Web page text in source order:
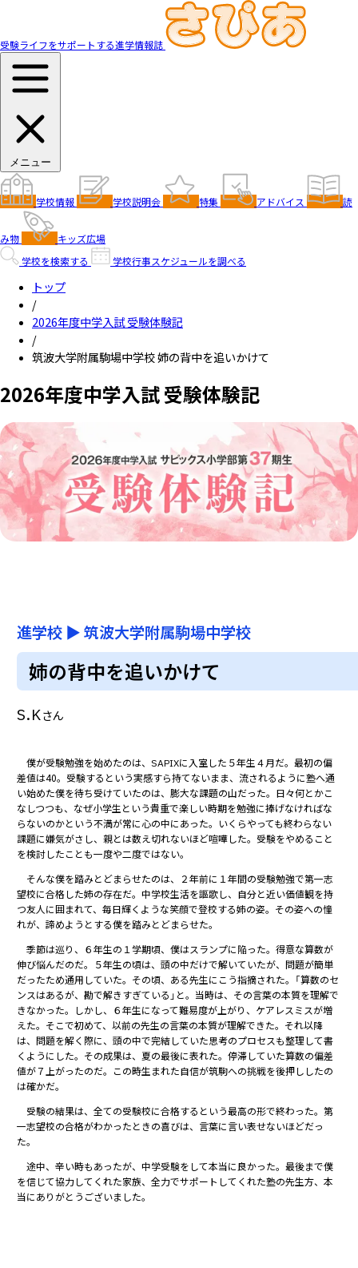
受験ライフをサポートする進学情報誌
メニュー
学校情報 学校説明会 特集 アドバイス 読
み物
キッズ広場
学校を検索する
学校行事スケジュールを調べる
トップ
/
2026年度中学入試 受験体験記
/
筑波大学附属駒場中学校 姉の背中を追いかけて
2026年度中学入試 受験体験記
進学校 ▶筑波大学附属駒場中学校
姉の背中を追いかけて
S.Kさん
僕が受験勉強を始めたのは、SAPIXに入室した５年生４月だ。最初の偏
差値は40。受験するという実感すら持てないまま、流されるように塾へ通
い始めた僕を待ち受けていたのは、膨大な課題の山だった。日々何とかこ
なしつつも、なぜ小学生という貴重で楽しい時期を勉強に捧げなければな
らないのかという不満が常に心の中にあった。いくらやっても終わらない
課題に嫌気がさし、親とは数え切れないほど喧嘩した。受験をやめること
を検討したことも一度や二度ではない。
そんな僕を踏みとどまらせたのは、２年前に１年間の受験勉強で第一志
望校に合格した姉の存在だ。中学校生活を謳歌し、自分と近い価値観を持
つ友人に囲まれて、毎日輝くような笑顔で登校する姉の姿。その姿への憧
れが、諦めようとする僕を踏みとどまらせた。
季節は巡り、６年生の１学期頃、僕はスランプに陥った。得意な算数が
伸び悩んだのだ。５年生の頃は、頭の中だけで解いていたが、問題が簡単
だったため通用していた。その頃、ある先生にこう指摘された。「算数のセ
ンスはあるが、勘で解きすぎている」と。当時は、その言葉の本質を理解で
きなかった。しかし、６年生になって難易度が上がり、ケアレスミスが増
えた。そこで初めて、以前の先生の言葉の本質が理解できた。それ以降
は、問題を解く際に、頭の中で完結していた思考のプロセスも整理して書
くようにした。その成果は、夏の最後に表れた。停滞していた算数の偏差
値が７上がったのだ。この時生まれた自信が筑駒への挑戦を後押ししたの
は確かだ。
受験の結果は、全ての受験校に合格するという最高の形で終わった。第
一志望校の合格がわかったときの喜びは、言葉に言い表せないほどだっ
た。
途中、辛い時もあったが、中学受験をして本当に良かった。最後まで僕
を信じて協力してくれた家族、全力でサポートしてくれた塾の先生方、本
当にありがとうございました。